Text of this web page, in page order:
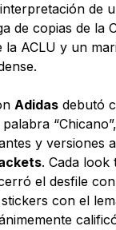
de
de copias de la
la ACLU y un
Adidas debutó
y versiones
. Cada look
el desfile
con el